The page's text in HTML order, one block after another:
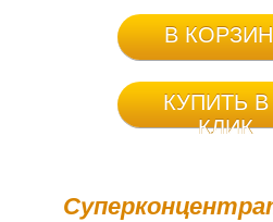
В
КУПИТЬ В
КЛИК